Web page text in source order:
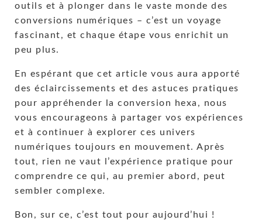
outils et à plonger dans le vaste monde des
conversions numériques – c’est un voyage
fascinant, et chaque étape vous enrichit un
peu plus.
En espérant que cet article vous aura apporté
des éclaircissements et des astuces pratiques
pour appréhender la conversion hexa, nous
vous encourageons à partager vos expériences
et à continuer à explorer ces univers
numériques toujours en mouvement. Après
tout, rien ne vaut l’expérience pratique pour
comprendre ce qui, au premier abord, peut
sembler complexe.
Bon, sur ce, c’est tout pour aujourd’hui !